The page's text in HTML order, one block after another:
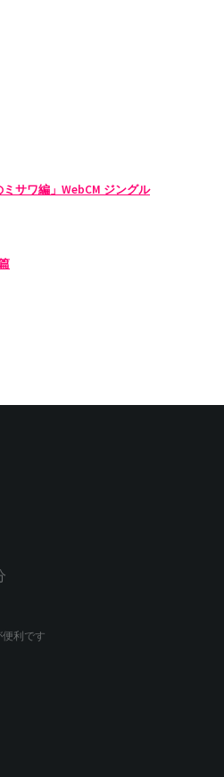
サワ編」WebCM ジングル
利です